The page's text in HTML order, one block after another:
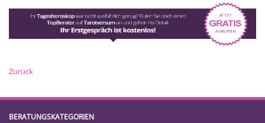
Zurück
BERATUNGSKATEGORIEN